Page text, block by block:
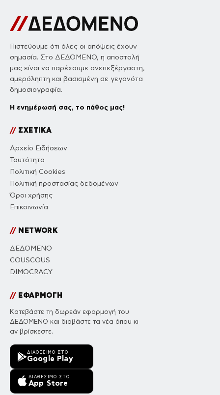
Πιστεύουμε ότι όλες οι απόψεις έχουν
σημασία. Στο ΔΕΔΟΜΕΝΟ, η αποστολή
μας είναι να παρέχουμε ανεπεξέργαστη,
αμερόληπτη και βασισμένη σε γεγονότα
δημοσιογραφία.
Η ενημέρωσή σας, το πάθος μας!
//ΣΧΕΤΙΚΑ
Αρχείο Ειδήσεων
Ταυτότητα
Πολιτική Cookies
Πολιτική προστασίας δεδομένων
Όροι χρήσης
Επικοινωνία
//NETWORK
ΔΕΔΟΜΕΝΟ
COUSCOUS
DIMOCRACY
//ΕΦΑΡΜΟΓΗ
Κατεβάστε τη δωρεάν εφαρμογή του
ΔΕΔΟΜΕΝΟ και διαβάστε τα νέα όπου κι
αν βρίσκεστε.
ΔΙΑΘΈΣΙΜΟ ΣΤΟ
Google Play
ΔΙΑΘΈΣΙΜΟ ΣΤΟ
App Store